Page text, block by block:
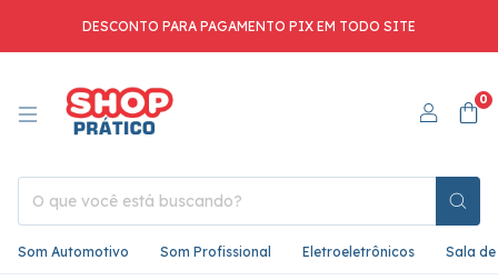
DESCONTO PARA PAGAMENTO PIX EM TODO SITE
0
Som Automotivo Som Profissional Eletroeletrônicos Sala de